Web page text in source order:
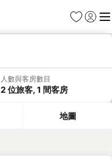
收藏夾
登入 選
人數與客房數目
2 位旅客, 1 間客房
地圖